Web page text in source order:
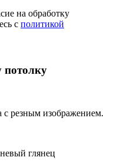
на обработку
с политикой
потолку
с резным изображением.
глянец